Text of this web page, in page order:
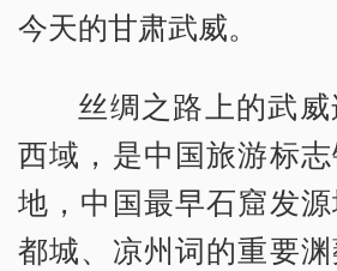
今天的甘肃武威。
丝绸之路上的武
西域，是中国旅游标
地，中国最早石窟发
都城、凉州词的重要